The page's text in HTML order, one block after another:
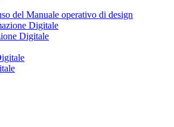
del Manuale operativo di design
Digitale